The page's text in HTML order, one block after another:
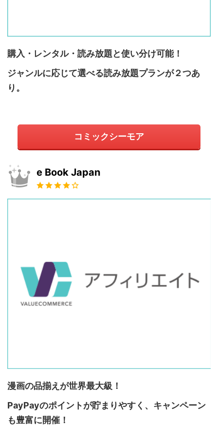
購入・レンタル・読み放題と使い分け可能！
ジャンルに応じて選べる読み放題プランが２つあ
り。
コミックシーモア
e Book Japan
漫画の品揃えが世界最大級！
PayPayのポイントが貯まりやすく、キャンペーン
も豊富に開催！